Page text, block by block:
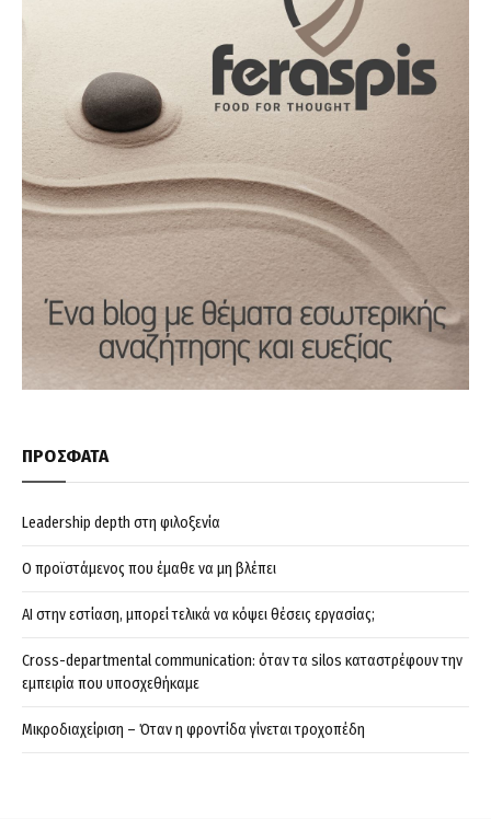
ΠΡΟΣΦΑΤΑ
Leadership depth στη φιλοξενία
Ο προϊστάμενος που έμαθε να μη βλέπει
AI στην εστίαση, μπορεί τελικά να κόψει θέσεις εργασίας;
Cross-departmental communication: όταν τα silos καταστρέφουν την
εμπειρία που υποσχεθήκαμε
Μικροδιαχείριση – Όταν η φροντίδα γίνεται τροχοπέδη